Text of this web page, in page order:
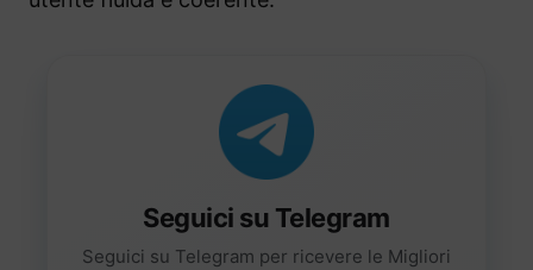
Seguici su Telegram
Seguici su Telegram per ricevere le Migliori